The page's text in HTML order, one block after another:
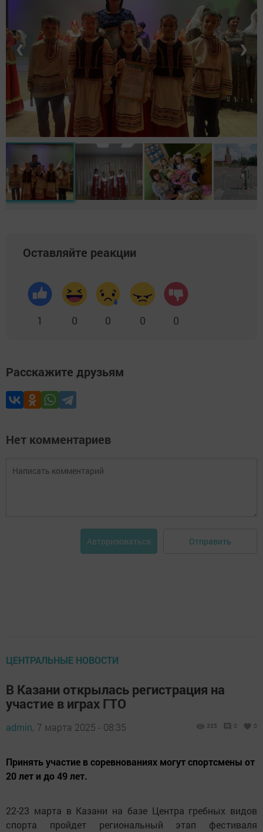
❮ ❯
Оставляйте реакции
1 0 0 0 0
Расскажите друзьям
Нет комментариев
Авторизоваться Отправить
ЦЕНТРАЛЬНЫЕ НОВОСТИ
В Казани открылась регистрация на
участие в играх ГТО
admin, 7 марта 2025 - 08:35 335 0 0
Принять участие в соревнованиях могут спортсмены от
20 лет и до 49 лет.
22-23 марта в Казани на базе Центра гребных видов
спорта пройдет региональный этап фестиваля